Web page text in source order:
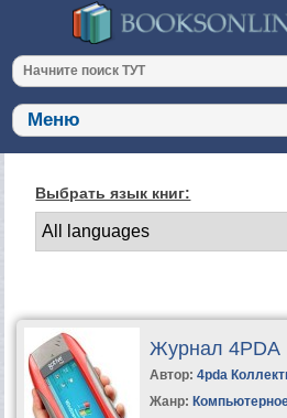
Выбрать язык книг:
Журнал 4PDA
Автор: 4pda
Жанр: